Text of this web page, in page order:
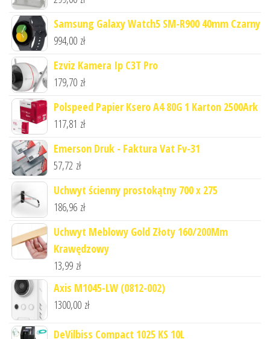
Samsung Galaxy Watch5 SM-R900 40mm Czarny
994,00 zł
Ezviz Kamera Ip C3T Pro
179,70 zł
Polspeed Papier Ksero A4 80G 1 Karton 2500Ark
117,81 zł
Emerson Druk - Faktura Vat Fv-31
57,72 zł
Uchwyt ścienny prostokątny 700 x 275
186,96 zł
Uchwyt Meblowy Gold Złoty 160/200Mm
Krawędzowy
13,99 zł
Axis M1045-LW (0812-002)
1300,00 zł
DeVilbiss Compact 1025 KS 10L